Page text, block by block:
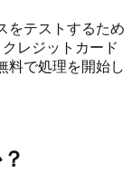
をテストするため
レジットカード
料で処理を開始し